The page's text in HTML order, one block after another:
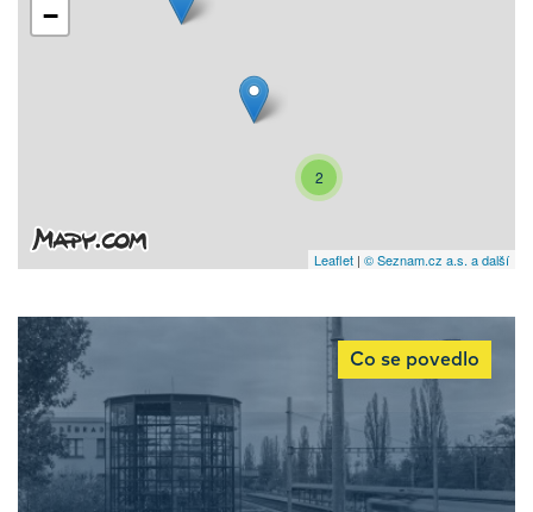
2
−
Leaflet | © Seznam.cz a.s. a další
Co se povedlo